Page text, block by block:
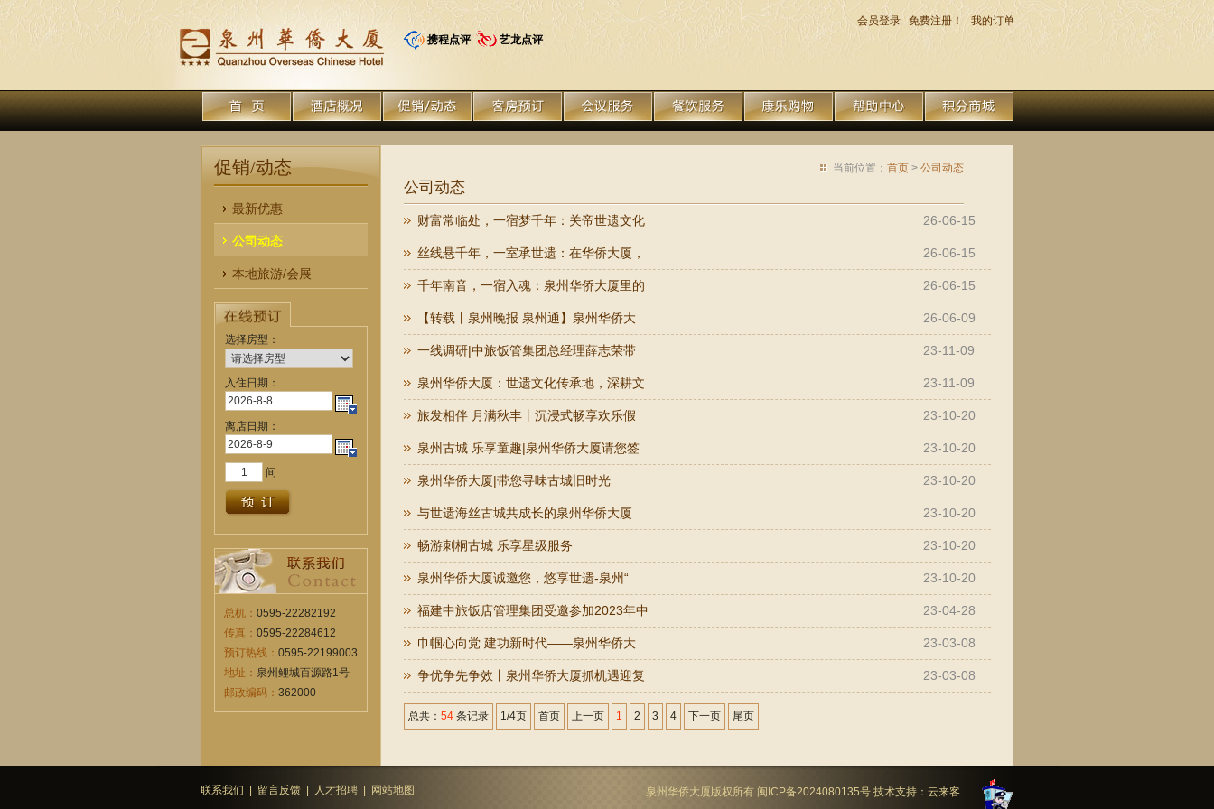
携程点评 艺龙点评
会员登录 免费注册！ 我的订单
促销/动态
最新优惠
公司动态
本地旅游/会展
选择房型：
入住日期：
离店日期：
间
总机： 0595-22282192
传真： 0595-22284612
预订热线： 0595-22199003
地址： 泉州鲤城百源路1号
邮政编码： 362000
当前位置： 首页 > 公司动态
公司动态
财富常临处，一宿梦千年：关帝世遗文化 26-06-15
丝线悬千年，一室承世遗：在华侨大厦， 26-06-15
千年南音，一宿入魂：泉州华侨大厦里的 26-06-15
【转载丨泉州晚报 泉州通】泉州华侨大 26-06-09
一线调研|中旅饭管集团总经理薛志荣带 23-11-09
泉州华侨大厦：世遗文化传承地，深耕文 23-11-09
旅发相伴 月满秋丰丨沉浸式畅享欢乐假 23-10-20
泉州古城 乐享童趣|泉州华侨大厦请您签 23-10-20
泉州华侨大厦|带您寻味古城旧时光 23-10-20
与世遗海丝古城共成长的泉州华侨大厦 23-10-20
畅游刺桐古城 乐享星级服务 23-10-20
泉州华侨大厦诚邀您，悠享世遗-泉州“ 23-10-20
福建中旅饭店管理集团受邀参加2023年中 23-04-28
巾帼心向党 建功新时代——泉州华侨大 23-03-08
争优争先争效丨泉州华侨大厦抓机遇迎复 23-03-08
总共： 54 条记录 1/4页 首页 上一页 1 2 3 4 下一页 尾页
联系我们 留言反馈 人才招聘 网站地图 泉州华侨大厦版权所有 闽ICP备2024080135号 技术支持： 云来客